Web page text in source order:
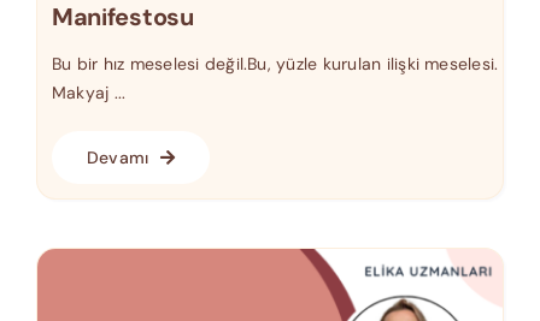
Manifestosu
Bu bir hız meselesi değil.Bu, yüzle kurulan ilişki meselesi.
Makyaj ...
Devamı